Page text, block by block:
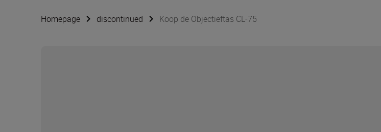
Homepage discontinued Koop de Objectieftas CL-75